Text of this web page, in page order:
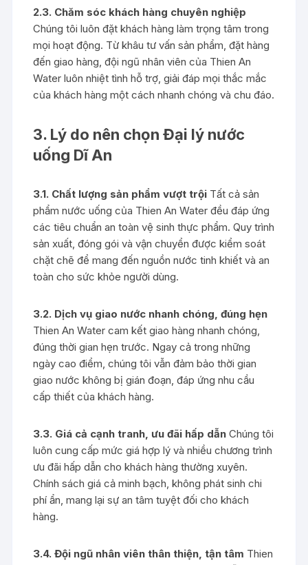
2.3. Chăm sóc khách hàng chuyên nghiệp
Chúng tôi luôn đặt khách hàng làm trọng tâm trong
mọi hoạt động. Từ khâu tư vấn sản phẩm, đặt hàng
đến giao hàng, đội ngũ nhân viên của Thien An
Water luôn nhiệt tình hỗ trợ, giải đáp mọi thắc mắc
của khách hàng một cách nhanh chóng và chu đáo.
3. Lý do nên chọn Đại lý nước
uống Dĩ An
3.1. Chất lượng sản phẩm vượt trội Tất cả sản
phẩm nước uống của Thien An Water đều đáp ứng
các tiêu chuẩn an toàn vệ sinh thực phẩm. Quy trình
sản xuất, đóng gói và vận chuyển được kiểm soát
chặt chẽ để mang đến nguồn nước tinh khiết và an
toàn cho sức khỏe người dùng.
3.2. Dịch vụ giao nước nhanh chóng, đúng hẹn
Thien An Water cam kết giao hàng nhanh chóng,
đúng thời gian hẹn trước. Ngay cả trong những
ngày cao điểm, chúng tôi vẫn đảm bảo thời gian
giao nước không bị gián đoạn, đáp ứng nhu cầu
cấp thiết của khách hàng.
3.3. Giá cả cạnh tranh, ưu đãi hấp dẫn Chúng tôi
luôn cung cấp mức giá hợp lý và nhiều chương trình
ưu đãi hấp dẫn cho khách hàng thường xuyên.
Chính sách giá cả minh bạch, không phát sinh chi
phí ẩn, mang lại sự an tâm tuyệt đối cho khách
hàng.
3.4. Đội ngũ nhân viên thân thiện, tận tâm Thien